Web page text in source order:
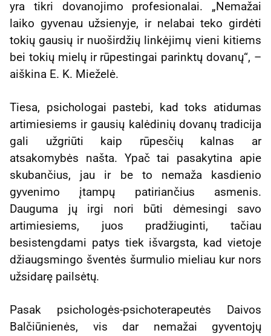
yra tikri dovanojimo profesionalai. „Nemažai
laiko gyvenau užsienyje, ir nelabai teko girdėti
tokių gausių ir nuoširdžių linkėjimų vieni kitiems
bei tokių mielų ir rūpestingai parinktų dovanų“, –
aiškina E. K. Mieželė.
Tiesa, psichologai pastebi, kad toks atidumas
artimiesiems ir gausių kalėdinių dovanų tradicija
gali užgriūti kaip rūpesčių kalnas ar
atsakomybės našta. Ypač tai pasakytina apie
skubančius, jau ir be to nemaža kasdienio
gyvenimo įtampų patiriančius asmenis.
Dauguma jų irgi nori būti dėmesingi savo
artimiesiems, juos pradžiuginti, tačiau
besistengdami patys tiek išvargsta, kad vietoje
džiaugsmingo šventės šurmulio mieliau kur nors
užsidarę pailsėtų.
Pasak psichologės-psichoterapeutės Daivos
Balčiūnienės, vis dar nemažai gyventojų